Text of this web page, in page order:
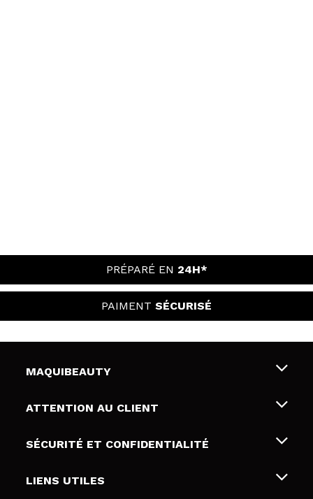
PRÉPARÉ EN 24H*
PAIMENT SÉCURISÉ
MAQUIBEAUTY
Qui sommes nous
Cartes-cadeaux
ATTENTION AU CLIENT
Livraison & retour
Modes de paiement
SÉCURITÉ ET CONFIDENTIALITÉ
Conditions et confidentialité
LIENS UTILES